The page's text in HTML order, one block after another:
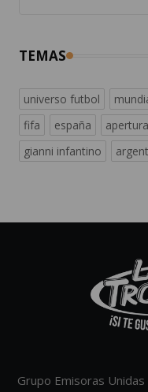
TEMAS
universo futbol
fifa
españa
gianni infantino
Grupo Emisoras